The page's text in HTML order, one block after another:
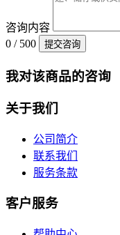
咨询内容
0 / 500
提交咨询
我对该商品的咨询
关于我们
公司简介
联系我们
服务条款
客户服务